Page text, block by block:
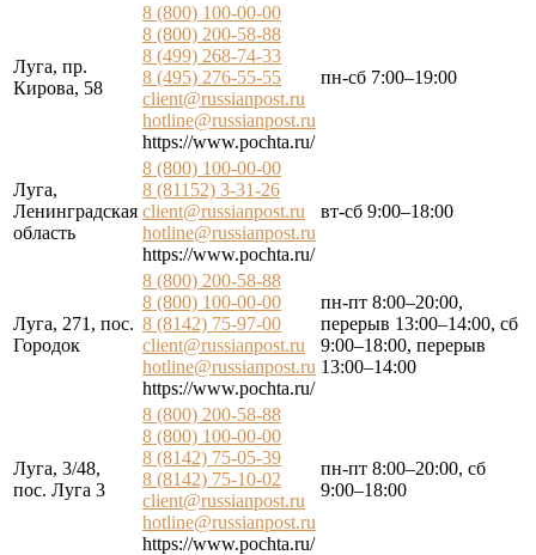
Луга, пр.
Кирова, 58
8 (800) 100-00-00
8 (800) 200-58-88
8 (499) 268-74-33
8 (495) 276-55-55
client@russianpost.ru
hotline@russianpost.ru
https://www.pochta.ru/
пн-сб 7:00–19:00
Луга,
Ленинградская
область
8 (800) 100-00-00
8 (81152) 3-31-26
client@russianpost.ru
hotline@russianpost.ru
https://www.pochta.ru/
вт-сб 9:00–18:00
Луга, 271, пос.
Городок
8 (800) 200-58-88
8 (800) 100-00-00
8 (8142) 75-97-00
client@russianpost.ru
hotline@russianpost.ru
https://www.pochta.ru/
пн-пт 8:00–20:00,
перерыв 13:00–14:00, сб
9:00–18:00, перерыв
13:00–14:00
Луга, 3/48,
пос. Луга 3
8 (800) 200-58-88
8 (800) 100-00-00
8 (8142) 75-05-39
8 (8142) 75-10-02
client@russianpost.ru
hotline@russianpost.ru
https://www.pochta.ru/
пн-пт 8:00–20:00, сб
9:00–18:00